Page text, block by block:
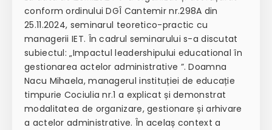
conform ordinului DGÎ Cantemir nr.298A din
25.11.2024, seminarul teoretico-practic cu
managerii IET. În cadrul seminarului s-a discutat
subiectul: „Impactul leadershipului educational în
gestionarea actelor administrative ”. Doamna
Nacu Mihaela, managerul instituției de educație
timpurie Cociulia nr.1 a explicat și demonstrat
modalitatea de organizare, gestionare și arhivare
a actelor administrative. În acelaș context a